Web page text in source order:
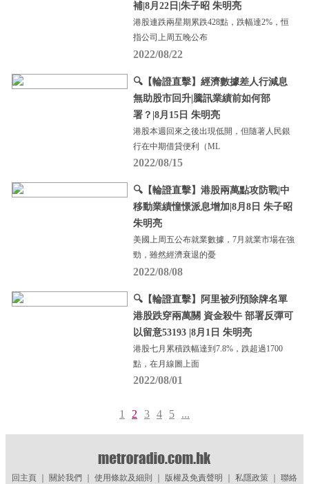
補|8月22日|朱子昭 朱明亮
港股連跌兩星期累跌428點，跌幅達2%，恒
指公司上周五晚公布
2022/08/22
🔍【輪證直擊】經濟數據差人行減息
無助股市回升|騰訊業績前如何部
署？|8月15日 朱明亮
港股本週回來之後出現低開，但隨著人民銀
行在中期借貸便利（ML
2022/08/15
🔍【輪證直擊】港股兩萬點攻防戰|中
移動業績憧憬派息增加|8月8日 朱子昭
朱明亮
美國上周五公布就業數據，7月就業市場在強
勁，雖然經濟衰退的憂
2022/08/08
🔍【輪證直擊】阿里被列預除牌名單
港股跌穿兩萬關 資金殺牛 部署反彈可
以留意53193 |8月1日 朱明亮
港股七月累積跌幅達到7.8%，跌超過1700
點，在月線圖上面
2022/08/01
1 2 3 4 5 ...
回主頁｜ 關於我們 使用條款及細則 版權及免責聲明 私隱政策｜ 聯絡